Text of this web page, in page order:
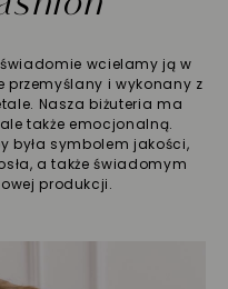
wcielamy ją w
przemyślany i wykonany z
Nasza biżuteria ma
także emocjonalną.
była symbolem jakości,
a także świadomym
produkcji.